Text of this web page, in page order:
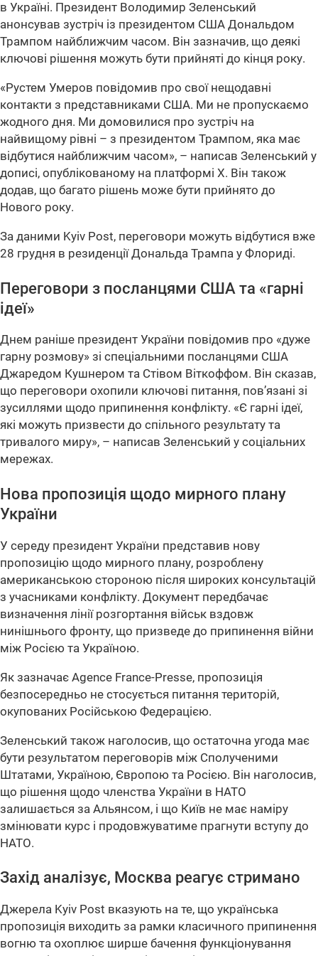
в Україні. Президент Володимир Зеленський
анонсував зустріч із президентом США Дональдом
Трампом найближчим часом. Він зазначив, що деякі
ключові рішення можуть бути прийняті до кінця року.
«Рустем Умеров повідомив про свої нещодавні
контакти з представниками США. Ми не пропускаємо
жодного дня. Ми домовилися про зустріч на
найвищому рівні – з президентом Трампом, яка має
відбутися найближчим часом», – написав Зеленський у
дописі, опублікованому на платформі X. Він також
додав, що багато рішень може бути прийнято до
Нового року.
За даними Kyiv Post, переговори можуть відбутися вже
28 грудня в резиденції Дональда Трампа у Флориді.
Переговори з посланцями США та «гарні
ідеї»
Днем раніше президент України повідомив про «дуже
гарну розмову» зі спеціальними посланцями США
Джаредом Кушнером та Стівом Віткоффом. Він сказав,
що переговори охопили ключові питання, пов’язані зі
зусиллями щодо припинення конфлікту. «Є гарні ідеї,
які можуть призвести до спільного результату та
тривалого миру», – написав Зеленський у соціальних
мережах.
Нова пропозиція щодо мирного плану
України
У середу президент України представив нову
пропозицію щодо мирного плану, розроблену
американською стороною після широких консультацій
з учасниками конфлікту. Документ передбачає
визначення лінії розгортання військ вздовж
нинішнього фронту, що призведе до припинення війни
між Росією та Україною.
Як зазначає Agence France-Presse, пропозиція
безпосередньо не стосується питання територій,
окупованих Російською Федерацією.
Зеленський також наголосив, що остаточна угода має
бути результатом переговорів між Сполученими
Штатами, Україною, Європою та Росією. Він наголосив,
що рішення щодо членства України в НАТО
залишається за Альянсом, і що Київ не має наміру
змінювати курс і продовжуватиме прагнути вступу до
НАТО.
Захід аналізує, Москва реагує стримано
Джерела Kyiv Post вказують на те, що українська
пропозиція виходить за рамки класичного припинення
вогню та охоплює ширше бачення функціонування